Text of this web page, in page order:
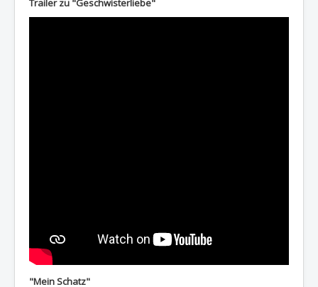
Trailer zu "Geschwisterliebe"
"Mein Schatz"